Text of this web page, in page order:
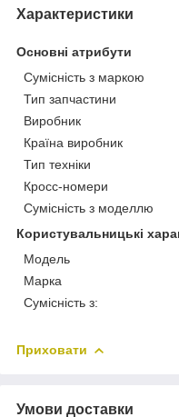
Характеристики
Основні атрибути
Сумісність з маркою
Тип запчастини
Виробник
Країна виробник
Тип техніки
Кросс-номери
Сумісність з моделлю
Користувальницькі
Модель
Марка
Сумісність з:
Приховати
Умови доставки